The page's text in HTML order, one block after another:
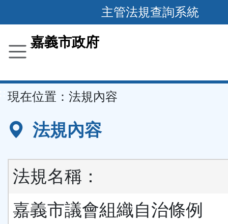
內
容
主管法規查詢系統
嘉義市政府
現在位置： 法規內容
法規內容
法規名稱：
嘉義市議會組織自治條例